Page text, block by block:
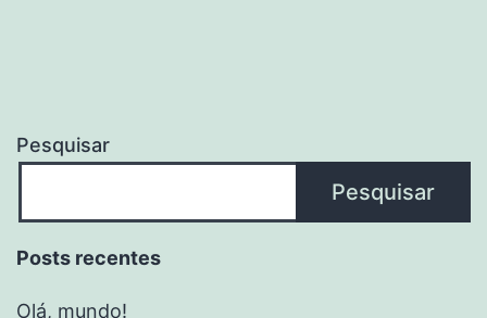
Pesquisar
Pesquisar
Posts recentes
Olá, mundo!